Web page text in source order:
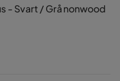
- Svart / Grå nonwood